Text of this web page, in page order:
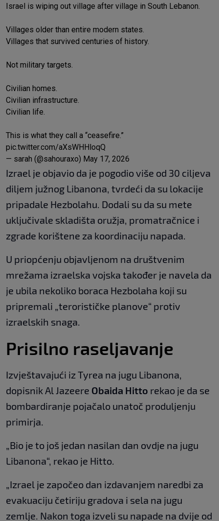
Israel is wiping out village after village in South Lebanon.
Villages older than entire modern states.
Villages that survived centuries of history.
Not military targets.
Civilian homes.
Civilian infrastructure.
Civilian life.
This is what they call a “ceasefire.”
pic.twitter.com/aXsWHHloqQ
— sarah (@sahouraxo) May 17, 2026
Izrael je objavio da je pogodio više od 30 ciljeva
diljem južnog Libanona, tvrdeći da su lokacije
pripadale Hezbolahu. Dodali su da su mete
uključivale skladišta oružja, promatračnice i
zgrade korištene za koordinaciju napada.
U priopćenju objavljenom na društvenim
mrežama izraelska vojska također je navela da
je ubila nekoliko boraca Hezbolaha koji su
pripremali „terorističke planove“ protiv
izraelskih snaga.
Prisilno raseljavanje
Izvještavajući iz Tyrea na jugu Libanona,
dopisnik Al Jazeere Obaida Hitto rekao je da se
bombardiranje pojačalo unatoč produljenju
primirja.
„Bio je to još jedan nasilan dan ovdje na jugu
Libanona“, rekao je Hitto.
„Izrael je započeo dan izdavanjem naredbi za
evakuaciju četiriju gradova i sela na jugu
zemlje. Nakon toga izveli su napade na dvije od